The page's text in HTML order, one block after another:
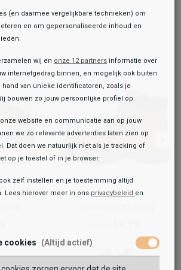
Veterschoenen Hoog
79,99
69,99
Keq
je winkeltas!
(en daarmee vergelijkbare technieken) om
en om gepersonaliseerde inhoud en
wij en onze 12 partners informatie over
internetgedrag binnen, en mogelijk ook buiten
hand van unieke identificatoren, zoals je
bouwen zo jouw persoonlijke profiel op.
website en communicatie aan op jouw
we zo relevante advertenties laten zien op
Dat doen we natuurlijk niet als je tracking of
op je toestel of in je browser.
zelf instellen en je toestemming altijd
Lees hierover meer in ons privacybeleid en
cookies (Altijd actief)